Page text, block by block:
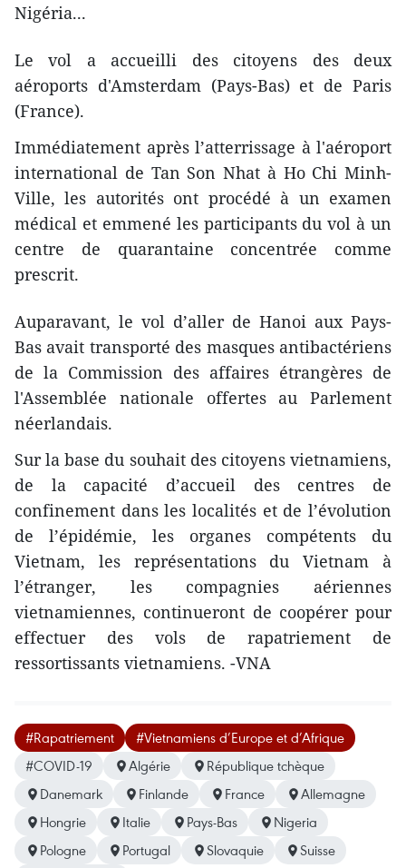
Nigéria...
Le vol a accueilli des citoyens des deux
aéroports d'Amsterdam (Pays-Bas) et de Paris
(France).
Immédiatement après l’atterrissage à l'aéroport
international de Tan Son Nhat à Ho Chi Minh-
Ville, les autorités ont procédé à un examen
médical et emmené les participants du vol à un
centre de quarantaine concentrée comme
prescrit.
Auparavant, le vol d’aller de Hanoi aux Pays-
Bas avait transporté des masques antibactériens
de la Commission des affaires étrangères de
l'Assemblée nationale offertes au Parlement
néerlandais.
Sur la base du souhait des citoyens vietnamiens,
de la capacité d’accueil des centres de
confinement dans les localités et de l’évolution
de l’épidémie, les organes compétents du
Vietnam, les représentations du Vietnam à
l’étranger, les compagnies aériennes
vietnamiennes, continueront de coopérer pour
effectuer des vols de rapatriement de
ressortissants vietnamiens. -VNA
#Rapatriement
#Vietnamiens d’Europe et d’Afrique
#COVID-19
Algérie
République tchèque
Danemark
Finlande France
Allemagne
Hongrie
Italie Pays-Bas
Nigeria
Pologne
Portugal Slovaquie Suisse